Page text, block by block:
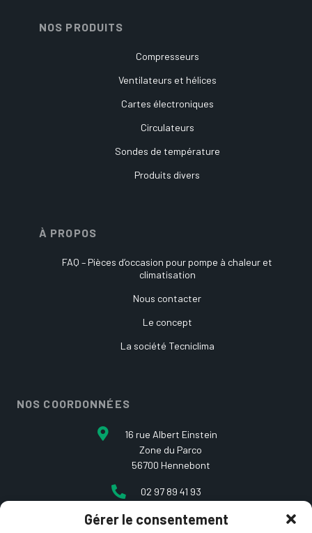
Gérer le consentement
NOS PRODUITS
Compresseurs
Ventilateurs et hélices
Cartes électroniques
Circulateurs
Sondes de température
Produits divers
À PROPOS
FAQ – Pièces d’occasion pour pompe à chaleur et
climatisation
Nous contacter
Le concept
La société Tecniclima
NOS COORDONNÉES
16 rue Albert Einstein
Zone du Parco
56700 Hennebont
02 97 89 41 93
contact@etcarepart.com